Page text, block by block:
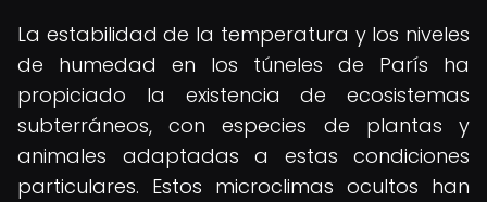
La estabilidad de la temperatura y los niveles
de humedad en los túneles de París ha
propiciado la existencia de ecosistemas
subterráneos, con especies de plantas y
animales adaptadas a estas condiciones
particulares. Estos microclimas ocultos han